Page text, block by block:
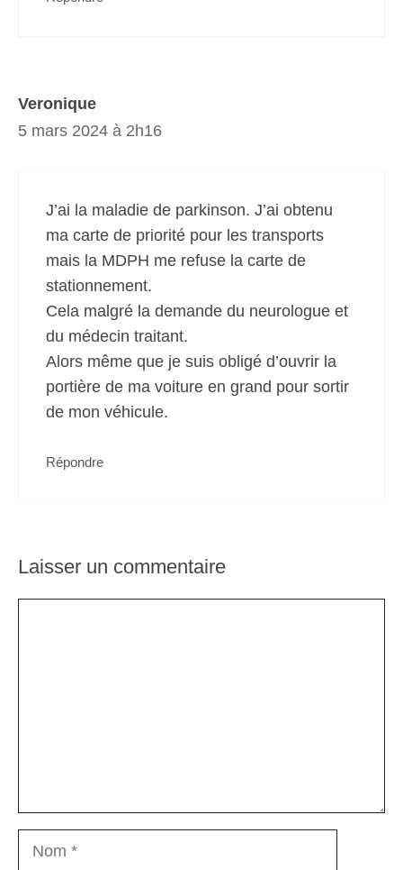
Veronique
5 mars 2024 à 2h16
J’ai la maladie de parkinson. J’ai obtenu
ma carte de priorité pour les transports
mais la MDPH me refuse la carte de
stationnement.
Cela malgré la demande du neurologue et
du médecin traitant.
Alors même que je suis obligé d’ouvrir la
portière de ma voiture en grand pour sortir
de mon véhicule.
Répondre
Laisser un commentaire